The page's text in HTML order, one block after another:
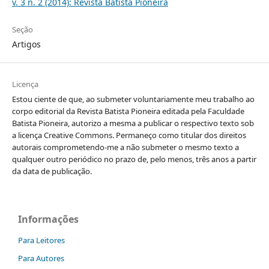
Seção
Artigos
Licença
Estou ciente de que, ao submeter voluntariamente meu trabalho ao
corpo editorial da Revista Batista Pioneira editada pela Faculdade
Batista Pioneira, autorizo a mesma a publicar o respectivo texto sob
a licença Creative Commons. Permaneço como titular dos direitos
autorais comprometendo-me a não submeter o mesmo texto a
qualquer outro periódico no prazo de, pelo menos, três anos a partir
da data de publicação.
Informações
Para Leitores
Para Autores